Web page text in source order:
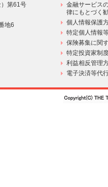
第61号
地6
金融サービス
律にもとづく
個人情報保護
特定個人情報
保険募集に関
特定投資家制
利益相反管理
電子決済等代